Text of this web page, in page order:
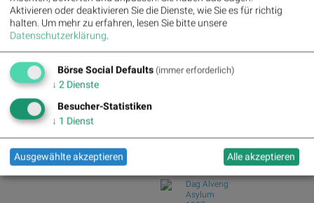
Uniqa : 0.05%» Details
DO&CO : 0.00%» Details
Erste Group : -1.19%
Strabag : -1.56%
AT&S : -2.23%» Details
Österreichische Post : -4.48%
Details
SAP, Scout24...
Analysten zu Kontron: "Q2 stärkt unser
Börse Social Club Board
Dag Alveng
Asylum
Aktivieren oder deaktivieren Sie die Dienste, wie Sie es für richtig
halten. Um mehr zu erfahren, lesen Sie bitte unsere
Datenschutzerklärung.
Börse Social Defaults (immer erforderlich)
↓ 2 Dienste
Besucher-Statistiken
↓ 1 Dienst
Ausgewählte akzeptieren Alle akzeptieren